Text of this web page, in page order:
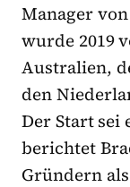
Manager
wurde 2019
Australien,
den
Der Start sei
berichtet
Gründern